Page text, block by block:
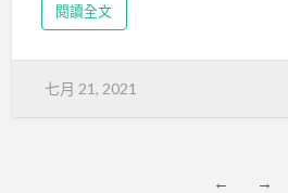
閱讀全文
七月 21, 2021
← →